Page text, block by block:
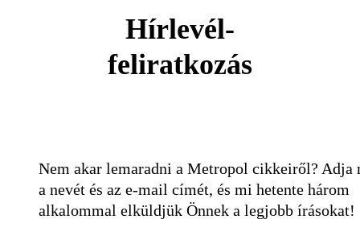
Hírlevél-
feliratkozás
Nem akar lemaradni a Metropol cikkeiről? Adja
a nevét és az e-mail címét, és mi hetente három
alkalommal elküldjük Önnek a legjobb írásokat!